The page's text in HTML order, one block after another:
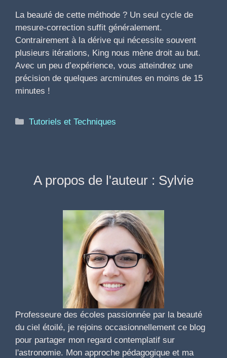
La beauté de cette méthode ? Un seul cycle de
mesure-correction suffit généralement.
Contrairement à la dérive qui nécessite souvent
plusieurs itérations, King nous mène droit au but.
Avec un peu d’expérience, vous atteindrez une
précision de quelques arcminutes en moins de 15
minutes !
Catégories
Tutoriels et Techniques
A propos de l'auteur : Sylvie
Professeure des écoles passionnée par la beauté
du ciel étoilé, je rejoins occasionnellement ce blog
pour partager mon regard contemplatif sur
l'astronomie. Mon approche pédagogique et ma